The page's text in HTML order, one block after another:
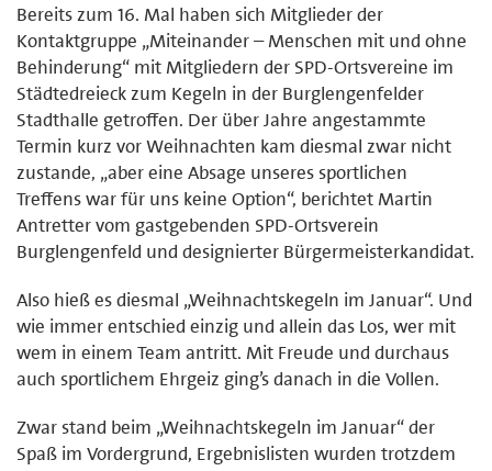
Bereits zum 16. Mal haben sich Mitglieder der
Kontaktgruppe „Miteinander – Menschen mit und ohne
Behinderung“ mit Mitgliedern der SPD-Ortsvereine im
Städtedreieck zum Kegeln in der Burglengenfelder
Stadthalle getroffen. Der über Jahre angestammte
Termin kurz vor Weihnachten kam diesmal zwar nicht
zustande, „aber eine Absage unseres sportlichen
Treffens war für uns keine Option“, berichtet Martin
Antretter vom gastgebenden SPD-Ortsverein
Burglengenfeld und designierter Bürgermeisterkandidat.
Also hieß es diesmal „Weihnachtskegeln im Januar“. Und
wie immer entschied einzig und allein das Los, wer mit
wem in einem Team antritt. Mit Freude und durchaus
auch sportlichem Ehrgeiz ging’s danach in die Vollen.
Zwar stand beim „Weihnachtskegeln im Januar“ der
Spaß im Vordergrund, Ergebnislisten wurden trotzdem